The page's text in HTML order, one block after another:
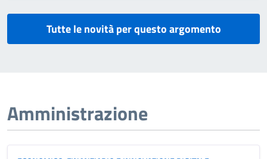
Tutte le novità per questo argomento
Amministrazione